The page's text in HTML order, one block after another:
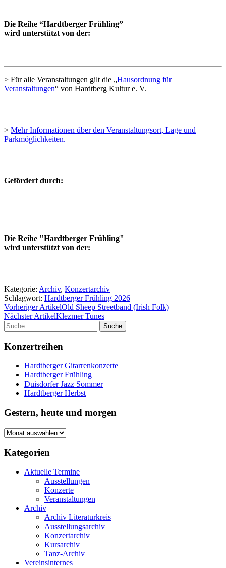
Die Reihe “Hardtberger Frühling”
wird unterstützt von der:
> Für alle Veranstaltungen gilt die „Hausordnung für
Veranstaltungen“ von Hardtberg Kultur e. V.
> Mehr Informationen über den Veranstaltungsort, Lage und
Parkmöglichkeiten.
Gefördert durch:
Die Reihe "Hardtberger Frühling"
wird unterstützt von der:
Kategorie: Archiv, Konzertarchiv
Schlagwort: Hardtberger Frühling 2026
Vorheriger ArtikelOld Sheep Streetband (Irish Folk)
Nächster ArtikelKlezmer Tunes
Suche
Konzertreihen
Hardtberger Gitarrenkonzerte
Hardtberger Frühling
Duisdorfer Jazz Sommer
Hardtberger Herbst
Gestern, heute und morgen
Gestern,
und
morgen
Kategorien
Aktuelle Termine
Ausstellungen
Konzerte
Veranstaltungen
Archiv
Archiv Literaturkreis
Ausstellungsarchiv
Konzertarchiv
Kursarchiv
Tanz-Archiv
Vereinsinternes